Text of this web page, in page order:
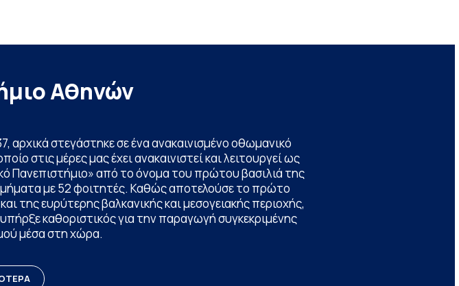
Αθηνών
αρχικά στεγάστηκε σε ένα ανακαινισμένο οθωμανικό
στις μέρες μας έχει ανακαινιστεί και λειτουργεί ως
Πανεπιστήμιο» από το όνομα του πρώτου βασιλιά της
με 52 φοιτητές. Καθώς αποτελούσε το πρώτο
της ευρύτερης βαλκανικής και μεσογειακής περιοχής,
καθοριστικός για την παραγωγή συγκεκριμένης
μέσα στη χώρα.